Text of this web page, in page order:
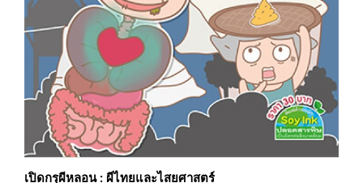
เปิดกรุผีหลอน : ผีไทยและไสยศาสตร์